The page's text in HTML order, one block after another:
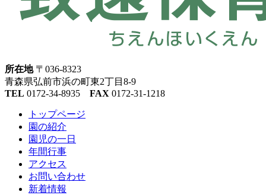
所在地〒036-8323
青森県弘前市浜の町東2丁目8-9
TEL 0172-34-8935 FAX 0172-31-1218
トップページ
園の紹介
園児の一日
年間行事
アクセス
お問い合わせ
新着情報